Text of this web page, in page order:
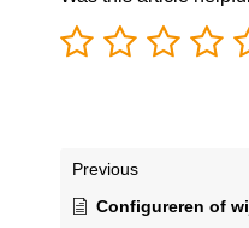
Previous
Configureren of wijzigen van bekabelde (LAN) of